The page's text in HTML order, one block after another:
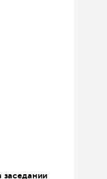
заседании